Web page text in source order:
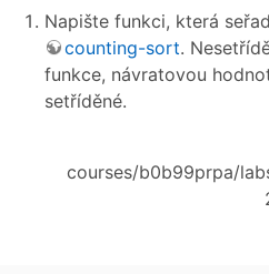
Napište funkci, která
counting-sort.
funkce, návratovou
setříděné.
courses/b0b99prpa/